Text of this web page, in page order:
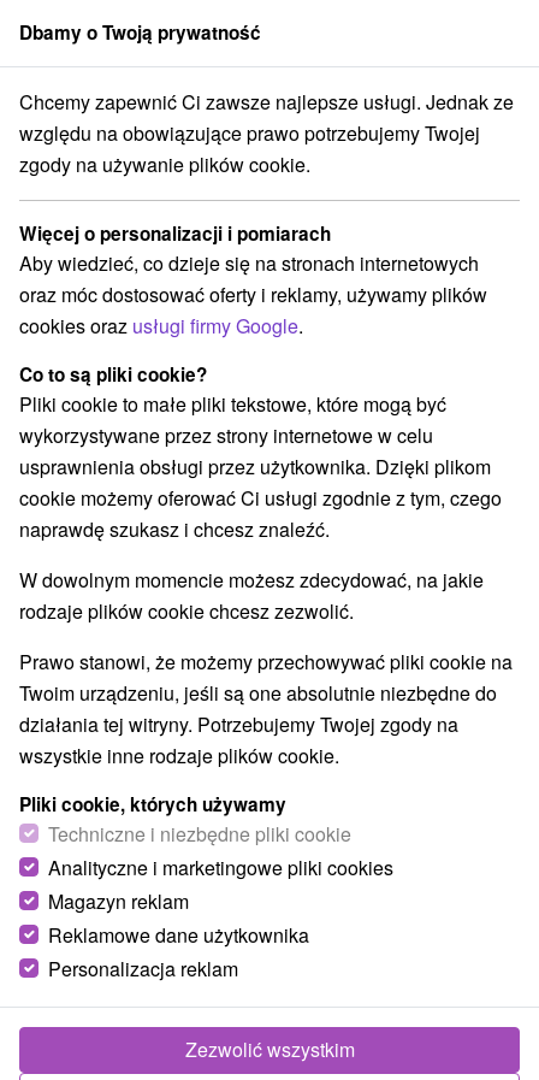
członek grupySorger
Priváty Západné Slovensko Trnavský kraj Hlohovec
Priváty Hlohovec
Kategorie
Wszystkie kategorie
Priváty (2) Ubytovne(1)
Wybierz lokalizację lub datę
WSZYSTKO NAJTAŃSZE NAJDROŻSZE
Ubytovanie v súkromí Šulekovo Hlohovec
Hlohovec
Ubytovanie v rodinnom dome v Šulekove, miestnej časti
mesta Hlohovec, v prekrásnom prostredí Podunajskej
Dbamy o Twoją prywatność
Chcemy zapewnić Ci zawsze najlepsze usługi. Jednak ze
względu na obowiązujące prawo potrzebujemy Twojej
zgody na używanie plików cookie.
Więcej o personalizacji i pomiarach
Aby wiedzieć, co dzieje się na stronach internetowych
oraz móc dostosować oferty i reklamy, używamy plików
cookies oraz usługi firmy Google.
Co to są pliki cookie?
Pliki cookie to małe pliki tekstowe, które mogą być
wykorzystywane przez strony internetowe w celu
usprawnienia obsługi przez użytkownika. Dzięki plikom
cookie możemy oferować Ci usługi zgodnie z tym, czego
naprawdę szukasz i chcesz znaleźć.
W dowolnym momencie możesz zdecydować, na jakie
rodzaje plików cookie chcesz zezwolić.
Prawo stanowi, że możemy przechowywać pliki cookie na
Twoim urządzeniu, jeśli są one absolutnie niezbędne do
działania tej witryny. Potrzebujemy Twojej zgody na
wszystkie inne rodzaje plików cookie.
Pliki cookie, których używamy
Techniczne i niezbędne pliki cookie
Analityczne i marketingowe pliki cookies
Magazyn reklam
Reklamowe dane użytkownika
Personalizacja reklam
Zezwolić wszystkim